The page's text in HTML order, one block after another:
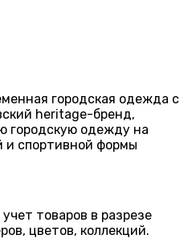
городская одежда с
heritage-бренд,
городскую одежду на
и спортивной формы
товаров в разрезе
цветов, коллекций.